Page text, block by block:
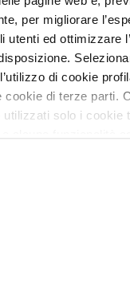
per migliorare
utenti ed ottimizzare
di cookie
cookie di terze parti.
utilizzati solo i cookie
consulta la